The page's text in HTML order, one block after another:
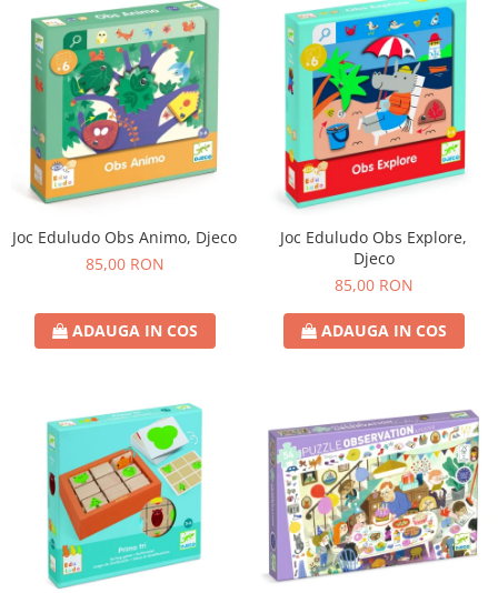
Joc Eduludo Obs Animo, Djeco
85,00 RON
ADAUGA IN COS
Joc Eduludo Obs Explore,
Djeco
85,00 RON
ADAUGA IN COS